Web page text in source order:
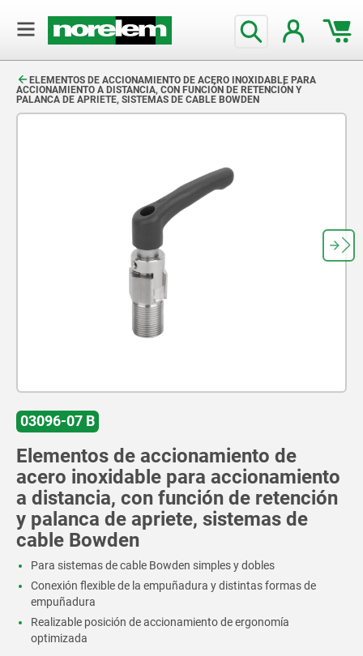
ELEMENTOS DE ACCIONAMIENTO DE ACERO INOXIDABLE PARA
ACCIONAMIENTO A DISTANCIA, CON FUNCIÓN DE RETENCIÓN Y
PALANCA DE APRIETE, SISTEMAS DE CABLE BOWDEN
03096-07 B
Elementos de accionamiento de
acero inoxidable para accionamiento
a distancia, con función de retención
y palanca de apriete, sistemas de
cable Bowden
Para sistemas de cable Bowden simples y dobles
Conexión flexible de la empuñadura y distintas formas de
empuñadura
Realizable posición de accionamiento de ergonomía
optimizada